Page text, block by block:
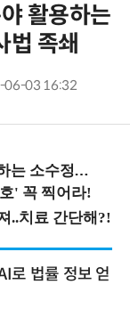
활용하는
족쇄
06-03 16:32
(8/28 신논현역)
법률 정보 얻